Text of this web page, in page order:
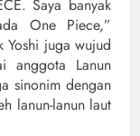
Saya banyak
One Piece,”
Yoshi juga wujud
anggota Lanun
sinonim dengan
lanun-lanun laut